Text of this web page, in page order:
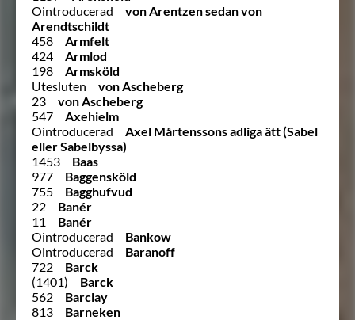
Ointroducerad
von Arentzen sedan von
Arendtschildt
458
Armfelt
424
Armlod
198
Armsköld
Utesluten
von Ascheberg
23
von Ascheberg
547
Axehielm
Ointroducerad
Axel Mårtenssons adliga ätt (Sabel
eller Sabelbyssa)
1453
Baas
977
Baggensköld
755
Bagghufvud
22
Banér
11
Banér
Ointroducerad
Bankow
Ointroducerad
Baranoff
722
Barck
(1401)
Barck
562
Barclay
813
Barneken